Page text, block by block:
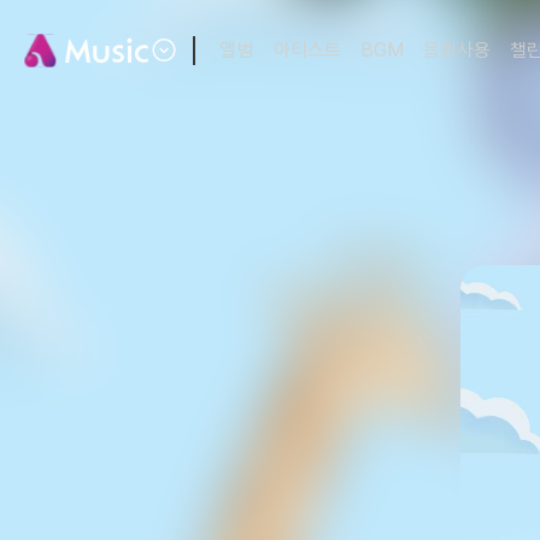
앨범 아티스트 BGM 음원사용 챌